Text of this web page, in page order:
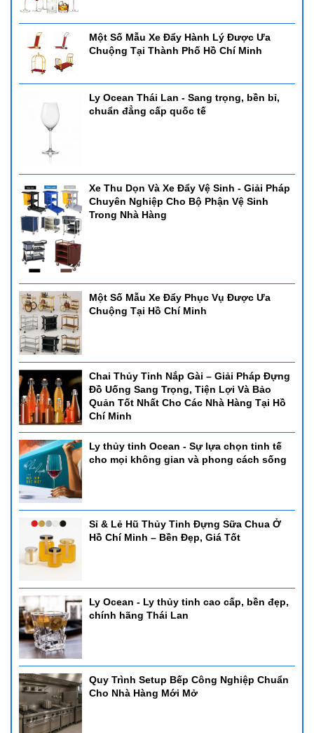
Một Số Mẫu Xe Đẩy Hành Lý Được Ưa
Chuộng Tại Thành Phố Hồ Chí Minh
Ly Ocean Thái Lan - Sang trọng, bền bỉ,
chuẩn đẳng cấp quốc tế
Xe Thu Dọn Và Xe Đẩy Vệ Sinh - Giải Pháp
Chuyên Nghiệp Cho Bộ Phận Vệ Sinh
Trong Nhà Hàng
Một Số Mẫu Xe Đẩy Phục Vụ Được Ưa
Chuộng Tại Hồ Chí Minh
Chai Thủy Tinh Nắp Gài – Giải Pháp Đựng
Đồ Uống Sang Trọng, Tiện Lợi Và Bảo
Quản Tốt Nhất Cho Các Nhà Hàng Tại Hồ
Chí Minh
Ly thủy tinh Ocean - Sự lựa chọn tinh tế
cho mọi không gian và phong cách sống
Sỉ & Lẻ Hũ Thủy Tinh Đựng Sữa Chua Ở
Hồ Chí Minh – Bền Đẹp, Giá Tốt
Ly Ocean - Ly thủy tinh cao cấp, bền đẹp,
chính hãng Thái Lan
Quy Trình Setup Bếp Công Nghiệp Chuẩn
Cho Nhà Hàng Mới Mở